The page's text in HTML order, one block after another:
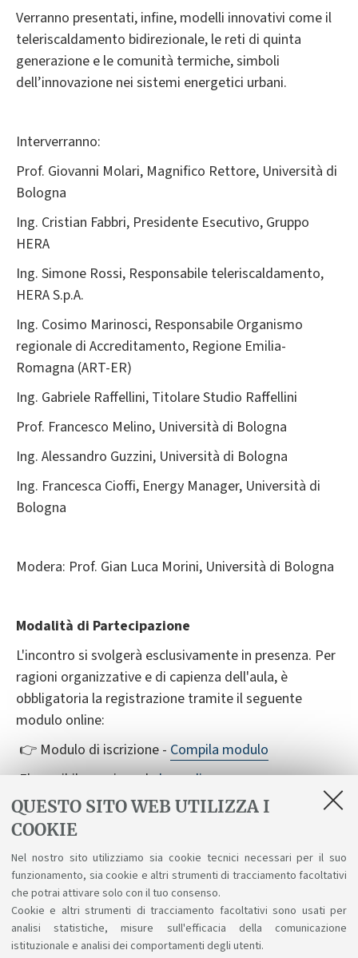
QUESTO SITO WEB UTILIZZA I
COOKIE
Nel nostro sito utilizziamo sia cookie tecnici necessari per il suo
funzionamento, sia cookie e altri strumenti di tracciamento facoltativi
che potrai attivare solo con il tuo consenso.
Cookie e altri strumenti di tracciamento facoltativi sono usati per
analisi statistiche, misure sull'efficacia della comunicazione
istituzionale e analisi dei comportamenti degli utenti.
Verranno presentati, infine, modelli innovativi come il
teleriscaldamento bidirezionale, le reti di quinta
generazione e le comunità termiche, simboli
dell’innovazione nei sistemi energetici urbani.
Interverranno:
Prof. Giovanni Molari, Magnifico Rettore, Università di
Bologna
Ing. Cristian Fabbri, Presidente Esecutivo, Gruppo
HERA
Ing. Simone Rossi, Responsabile teleriscaldamento,
HERA S.p.A.
Ing. Cosimo Marinosci, Responsabile Organismo
regionale di Accreditamento, Regione Emilia-
Romagna (ART-ER)
Ing. Gabriele Raffellini, Titolare Studio Raffellini
Prof. Francesco Melino, Università di Bologna
Ing. Alessandro Guzzini, Università di Bologna
Ing. Francesca Cioffi, Energy Manager, Università di
Bologna
Modera: Prof. Gian Luca Morini, Università di Bologna
Modalità di Partecipazione
L'incontro si svolgerà esclusivamente in presenza. Per
ragioni organizzative e di capienza dell'aula, è
obbligatoria la registrazione tramite il seguente
modulo online:
👉 Modulo di iscrizione - Compila modulo
E' possibile scaricare lalocandina
Energy talks
[ .pdf 780Kb ]